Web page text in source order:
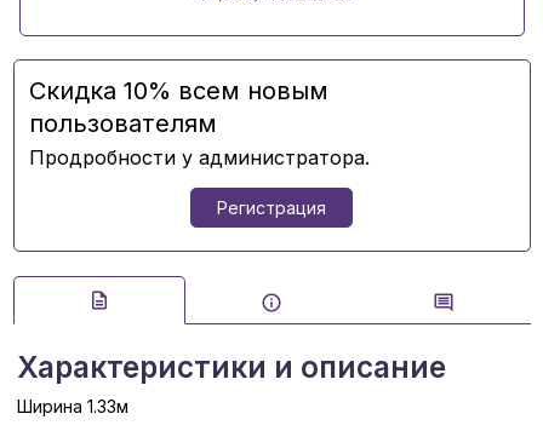
Скидка 10% всем новым
пользователям
Продробности у администратора.
Регистрация
Характеристики и описание
Ширина 1.33м